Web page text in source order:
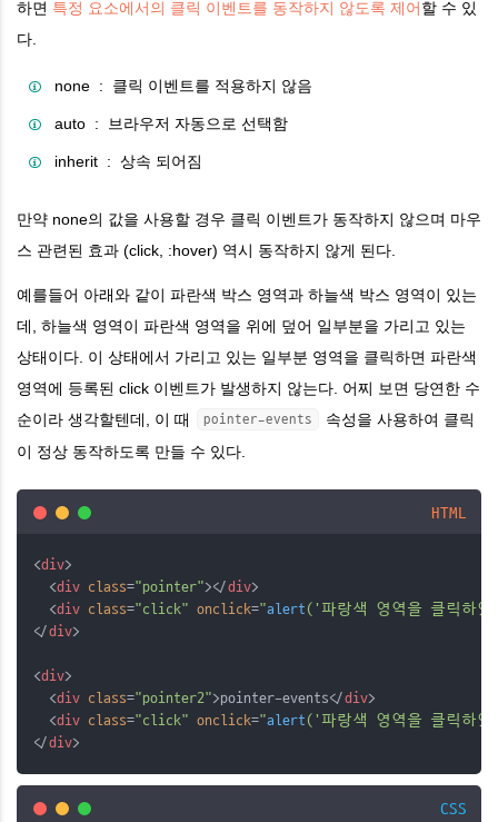
하면 특정 요소에서의 클릭 이벤트를 동작하지 않도록 제어할 수 있
다
none : 클릭 이벤트를 적용하지 않음
auto : 브라우저 자동으로 선택함
inherit : 상속 되어짐
만약 none의 값을 사용할 경우 클릭 이벤트가 동작하지 않으며 마우
스 관련된 효과 (click, :hover) 역시 동작하지 않게 된다.
예를들어 아래와 같이 파란색 박스 영역과 하늘색 박스 영역이 있는
데, 하늘색 영역이 파란색 영역을 위에 덮어 일부분을 가리고 있는
상태이다. 이 상태에서 가리고 있는 일부분 영역을 클릭하면 파란색
영역에 등록된 click 이벤트가 발생하지 않는다. 어찌 보면 당연한 수
순이라 생각할텐데, 이 때 pointer-events
속성을 사용하여 클릭
이 정상 동작하도록 만들 수 있다.
HTML
<div>
  <
div class="pointer"></div>
  <
div class="click" onclick="alert('파랑색 영역을 클릭하
</div>
<div>
  <
div class="pointer2">pointer-events</div>
  <
div class="click" onclick="alert('파랑색 영역을 클릭하
</div>
CSS